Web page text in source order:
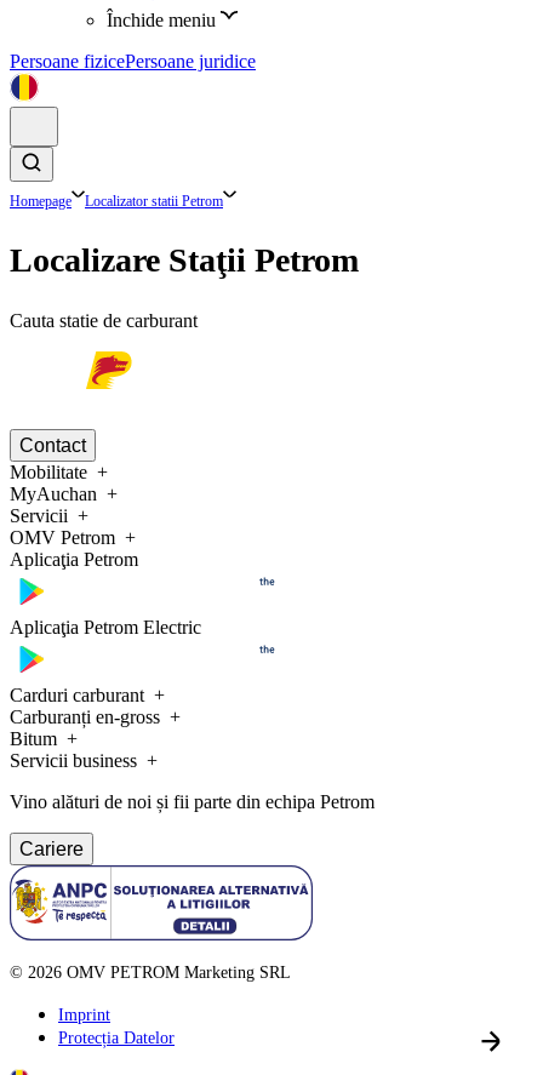
Închide meniu
Persoane fizicePersoane juridice
Homepage Localizator statii Petrom
Localizare Staţii Petrom
Cauta statie de carburant
Contact
Mobilitate
MyAuchan
Servicii
OMV Petrom
Aplicaţia Petrom
Aplicaţia Petrom Electric
Carduri carburant
Carburanți en-gross
Bitum
Servicii business
Vino alături de noi și fii parte din echipa Petrom
Cariere
© 2026 OMV PETROM Marketing SRL
Imprint
Protecția Datelor